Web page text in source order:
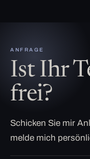
ANFRAGE
Ist Ihr
frei?
Schicken Sie mir
melde mich